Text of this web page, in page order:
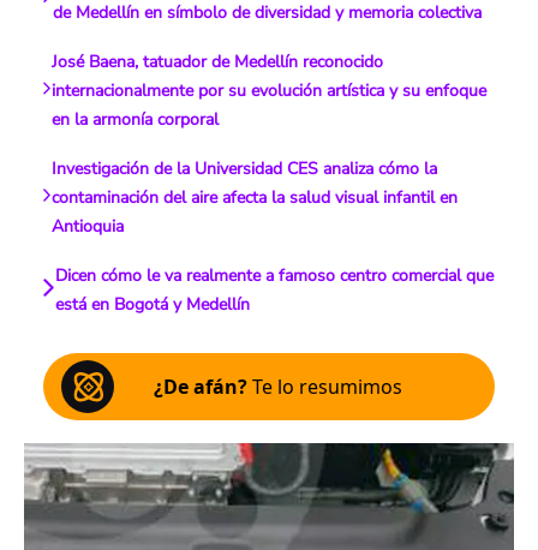
de Medellín en símbolo de diversidad y memoria colectiva
José Baena, tatuador de Medellín reconocido
internacionalmente por su evolución artística y su enfoque
en la armonía corporal
Investigación de la Universidad CES analiza cómo la
contaminación del aire afecta la salud visual infantil en
Antioquia
Dicen cómo le va realmente a famoso centro comercial que
está en Bogotá y Medellín
¿De afán?Te lo resumimos